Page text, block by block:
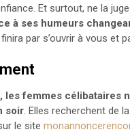
Et surtout, ne la
à ses humeurs
par s’ouvrir à vous et
les femmes célibataires
soir. Elles recherchent de
le site